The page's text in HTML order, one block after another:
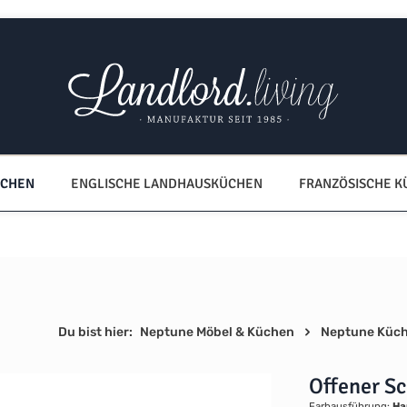
ENGLISCHE LANDHAUSKÜCHEN FRANZÖSISCHE
Du bist hier: Neptune Möbel & Küchen Neptune
Offener